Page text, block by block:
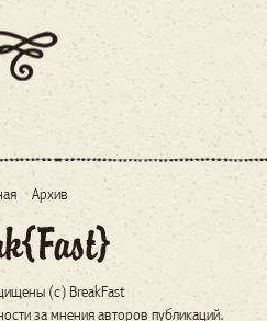
Архив
(c) BreakFast
за мнения авторов публикаций.